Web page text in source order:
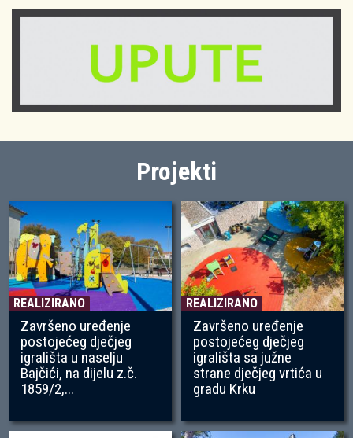
Projekti
REALIZIRANO
Završeno uređenje
postojećeg dječjeg
igrališta u naselju
Bajčići, na dijelu z.č.
1859/2,...
REALIZIRANO
Završeno uređenje
postojećeg dječjeg
igrališta sa južne
strane dječjeg vrtića u
gradu Krku